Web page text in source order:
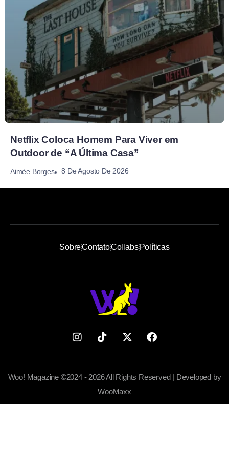
Netflix Coloca Homem Para Viver em
Outdoor de “A Última Casa”
Aimée Borges 8 De Agosto De 2026
SobreContatoCollabsPolíticas
Woo! Magazine ©2024 - 2026 All Rights Reserved | Developed by
WooMaxx